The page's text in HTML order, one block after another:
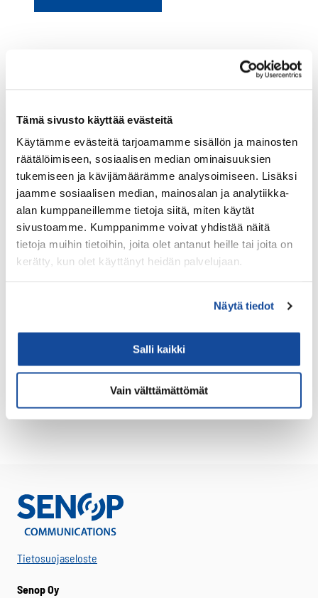
Tämä sivusto käyttää evästeitä
Käytämme evästeitä tarjoamamme sisällön ja mainosten
räätälöimiseen, sosiaalisen median ominaisuuksien
tukemiseen ja kävijämäärämme analysoimiseen. Lisäksi
jaamme sosiaalisen median, mainosalan ja analytiikka-
alan kumppaneillemme tietoja siitä, miten käytät
sivustoamme. Kumppanimme voivat yhdistää näitä
tietoja muihin tietoihin, joita olet antanut heille tai joita on
kerätty, kun olet käyttänyt heidän palvelujaan.
Näytä tiedot
Salli kaikki
Vain välttämättömät
11.6″ Laajakulmainen TFT LCD FHD (1920 x 1080)
MIL-STD-810H ja MIL-STD-461G sertifioitu
IP65
Katso lisätiedot
Etkö löytänyt etsimääsi Getacin tuotetta? Olethan
myyntiimme.
Tietosuojaseloste
Senop Oy